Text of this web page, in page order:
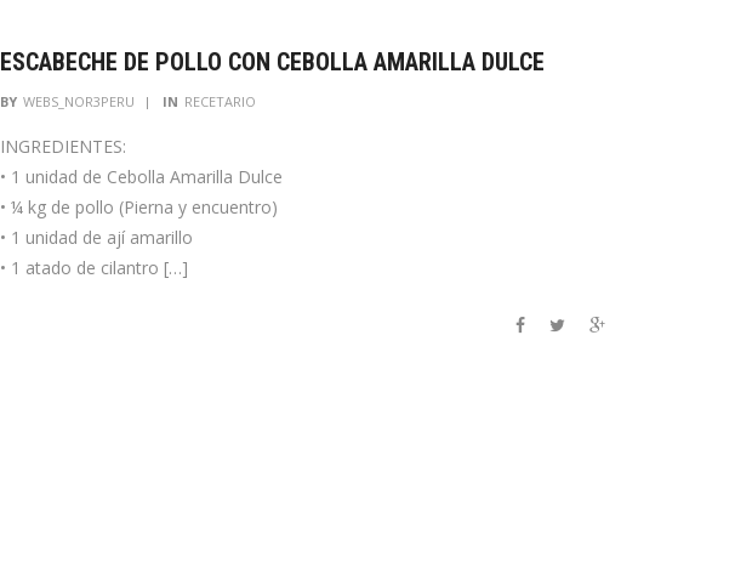
ESCABECHE DE POLLO CON CEBOLLA AMARILLA DULCE
BY WEBS_NOR3PERU IN RECETARIO
INGREDIENTES:
• 1 unidad de Cebolla Amarilla Dulce
• ¼ kg de pollo (Pierna y encuentro)
• 1 unidad de ají amarillo
• 1 atado de cilantro […]